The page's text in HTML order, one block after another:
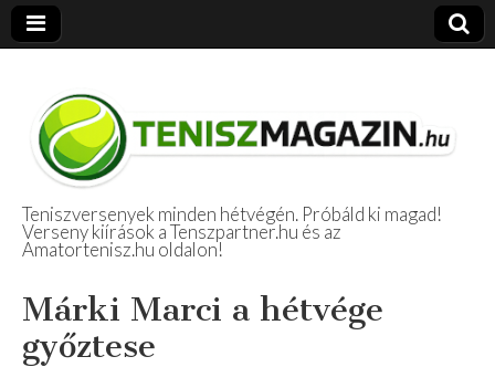
Amatőr Tenisz
Beszámolók
Teniszversenyek minden hétvégén. Próbáld ki magad!
Verseny kiírások a Tenszpartner.hu és az
Amatortenisz.hu oldalon!
Márki Marci a hétvége
győztese